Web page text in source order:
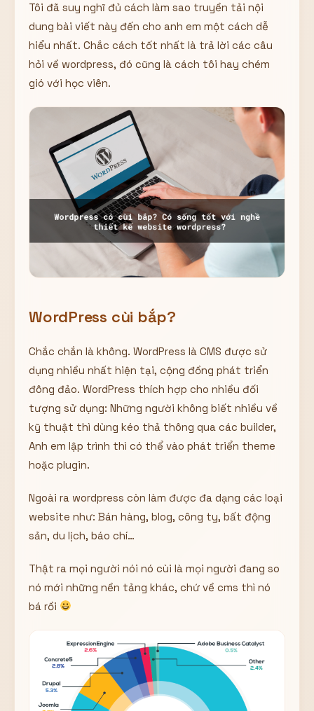
Đăng nhập
Bạn không có tài khoản?Đăng ký
Tôi đã suy nghĩ đủ cách làm sao truyền tải nội
dung bài viết này đến cho anh em một cách dễ
hiểu nhất. Chắc cách tốt nhất là trả lời các câu
hỏi về wordpress, đó cũng là cách tôi hay chém
gió với học viên.
WordPress cùi bắp?
Chắc chắn là không. WordPress là CMS được sử
dụng nhiều nhất hiện tại, cộng đồng phát triển
đông đảo. WordPress thích hợp cho nhiều đối
tượng sử dụng: Những người không biết nhiều về
kỹ thuật thì dùng kéo thả thông qua các builder,
Anh em lập trình thì có thể vào phát triển theme
hoặc plugin.
Ngoài ra wordpress còn làm được đa dạng các loại
website như: Bán hàng, blog, công ty, bất động
sản, du lịch, báo chí…
Thật ra mọi người nói nó cùi là mọi người đang so
nó mới những nền tảng khác, chứ về cms thì nó
bá rồi